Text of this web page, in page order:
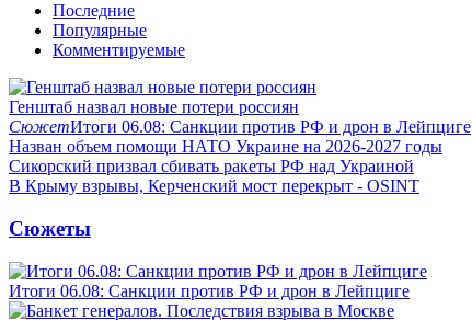
Последние
Популярные
Комментируемые
Генштаб назвал новые потери россиян
СюжетИтоги 06.08: Санкции против РФ и дрон в Лейпциге
Назван объем помощи НАТО Украине на 2026-2027 годы
Сикорский призвал сбивать ракеты РФ над Украиной
В Крыму взрывы, Керченский мост перекрыт - OSINT
Сюжеты
Итоги 06.08: Санкции против РФ и дрон в Лейпциге